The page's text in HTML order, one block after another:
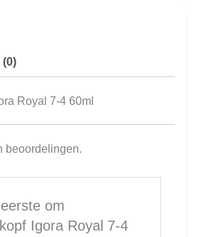
Royal 7-4 60ml
beoordelingen.
om
Igora Royal 7-4